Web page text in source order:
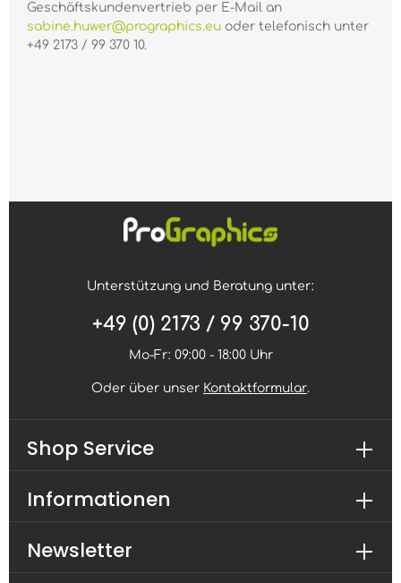
Geschäftskundenvertrieb per E-Mail an
sabine.huwer@prographics.eu oder telefonisch unter
+49 2173 / 99 370 10.
Newsletter
Unterstützung und Beratung unter:
+49 (0) 2173 / 99 370-10
Mo-Fr: 09:00 - 18:00 Uhr
Oder über unser Kontaktformular.
Shop Service
Informationen